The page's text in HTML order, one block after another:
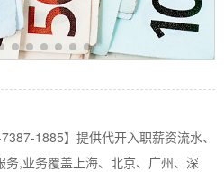
1885】提供代开入职薪资流水、
,业务覆盖上海、北京、广州、深